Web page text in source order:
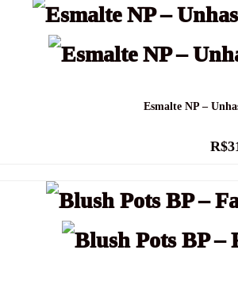
Esmalte NP –
R$